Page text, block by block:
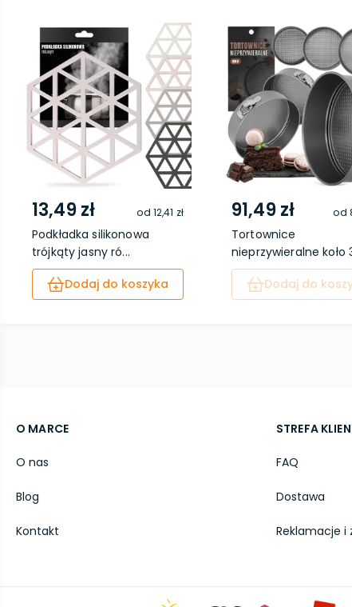
13,49 zł od 12,41 zł
Podkładka silikonowa
trójkąty jasny ró...
Dodaj do koszyka
91,49 zł od
Tortownice
nieprzywieralne koło
Dodaj do
O MARCE
O nas
Blog
Kontakt
STREFA
FAQ
Dostawa
Reklamacje i